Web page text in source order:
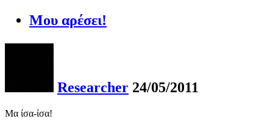
Μου αρέσει!
Researcher 24/05/2011
Mα ίσα-ίσα!